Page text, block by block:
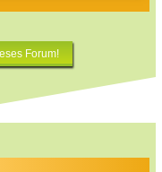
Forum!